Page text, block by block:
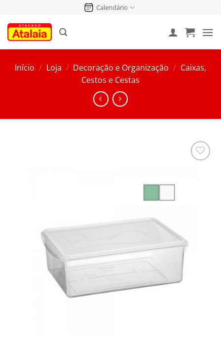
conteúdo
Calendário
Início / Loja / Decoração e Organização / Caixas,
Cestos e Cestas